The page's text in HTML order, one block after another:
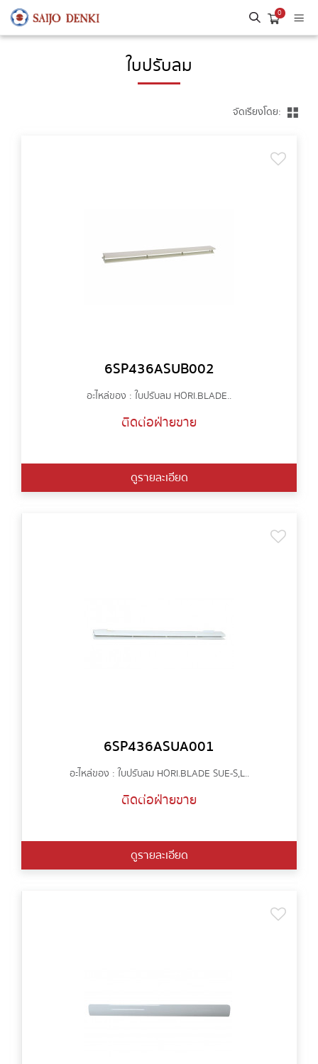
0
ใบปรับลม
จัดเรียงโดย:
6SP436ASUB002
อะไหล่ของ : ใบปรับลม HORI.BLADE..
ติดต่อฝ่ายขาย
ดูรายละเอียด
6SP436ASUA001
อะไหล่ของ : ใบปรับลม HORI.BLADE SUE-S,L..
ติดต่อฝ่ายขาย
ดูรายละเอียด